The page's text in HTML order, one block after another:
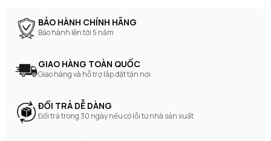
BẢO HÀNH CHÍNH HÃNG
Bảo hành lên tới 5 năm
GIAO HÀNG TOÀN QUỐC
Giao hàng và hỗ trợ lắp đặt tận nơi
ĐỔI TRẢ DỄ DÀNG
Đổi trả trong 30 ngày nếu có lỗi từ nhà sản xuất